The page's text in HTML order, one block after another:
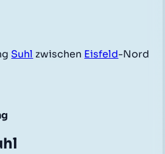
Suhl zwischen Eisfeld-Nord